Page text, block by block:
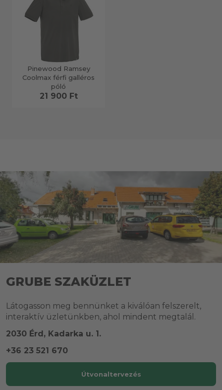
Pinewood Ramsey
Coolmax férfi galléros
póló
21 900 Ft
GRUBE SZAKÜZLET
Látogasson meg bennünket a kiválóan felszerelt,
interaktív üzletünkben, ahol mindent megtalál.
2030 Érd, Kadarka u. 1.
+36 23 521 670
Útvonaltervezés